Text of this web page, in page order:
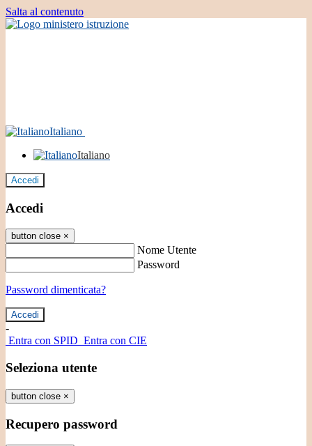
Salta al contenuto
Italiano
Italiano
Accedi
Accedi
button close ×
Nome Utente
Password
Password dimenticata?
-
Entra con SPID Entra con CIE
Seleziona utente
button close ×
Recupero password